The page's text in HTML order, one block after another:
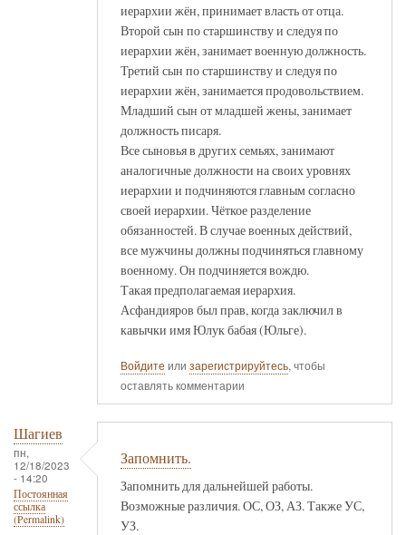
иерархии жён, принимает власть от отца.
Второй сын по старшинству и следуя по
иерархии жён, занимает военную должность.
Третий сын по старшинству и следуя по
иерархии жён, занимается продовольствием.
Младший сын от младшей жены, занимает
должность писаря.
Все сыновья в других семьях, занимают
аналогичные должности на своих уровнях
иерархии и подчиняются главным согласно
своей иерархии. Чёткое разделение
обязанностей. В случае военных действий,
все мужчины должны подчиняться главному
военному. Он подчиняется вождю.
Такая предполагаемая иерархия.
Асфандияров был прав, когда заключил в
кавычки имя Юлук бабая (Юльге).
Войдите или зарегистрируйтесь, чтобы
оставлять комментарии
Шагиев
пн,
12/18/2023
- 14:20
Постоянная
ссылка
(Permalink)
Запомнить.
Запомнить для дальнейшей работы.
Возможные различия. ОС, ОЗ, АЗ. Также УС,
УЗ.